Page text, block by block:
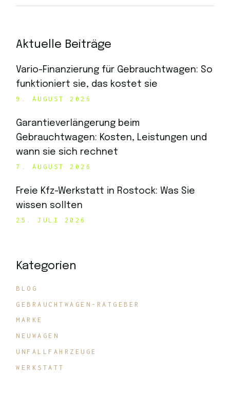
Aktuelle Beiträge
Vario-Finanzierung für Gebrauchtwagen: So
funktioniert sie, das kostet sie
9. AUGUST 2026
Garantieverlängerung beim
Gebrauchtwagen: Kosten, Leistungen und
wann sie sich rechnet
7. AUGUST 2026
Freie Kfz-Werkstatt in Rostock: Was Sie
wissen sollten
25. JULI 2026
Kategorien
BLOG
GEBRAUCHTWAGEN-RATGEBER
MARKE
NEUWAGEN
UNFALLFAHRZEUGE
WERKSTATT